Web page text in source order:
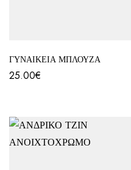
ΓΥΝΑΙΚΕΙΑ ΜΠΛΟΥΖΑ
25.00€